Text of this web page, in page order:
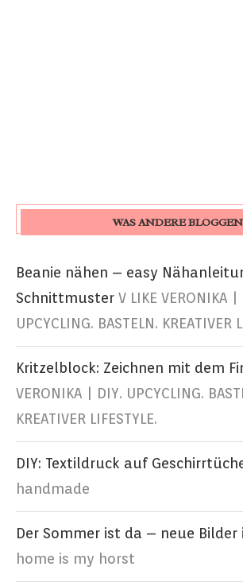
WAS ANDERE BLOGGEN
Beanie nähen – easy
Schnittmuster V LIKE VERONIKA |
UPCYCLING. BASTELN. KREATIVER
Kritzelblock: Zeichnen mit dem
VERONIKA | DIY. UPCYCLING.
KREATIVER LIFESTYLE.
DIY: Textildruck auf
handmade
Der Sommer ist da – neue Bilder
home is my horst